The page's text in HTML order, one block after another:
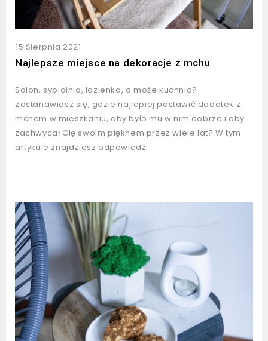
15 Sierpnia 2021
Najlepsze miejsce na dekoracje z mchu
Salon, sypialnia, łazienka, a może kuchnia?
Zastanawiasz się, gdzie najlepiej postawić dodatek z
mchem w mieszkaniu, aby było mu w nim dobrze i aby
zachwycał Cię swoim pięknem przez wiele lat? W tym
artykule znajdziesz odpowiedź!